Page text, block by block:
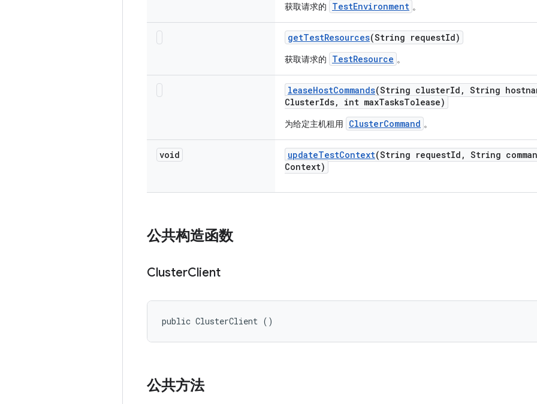
获取请求的 TestEnvironment 。
getTestResources(String requestId)
获取请求的 TestResource 。
leaseHostCommands(String clusterId , String
ClusterIds, int maxTasksTolease)
为给定主机租用 ClusterCommand 。
void updateTestContext(String requestId , String
Context)
公共构造函数
ClusterClient
public ClusterClient ()
公共方法